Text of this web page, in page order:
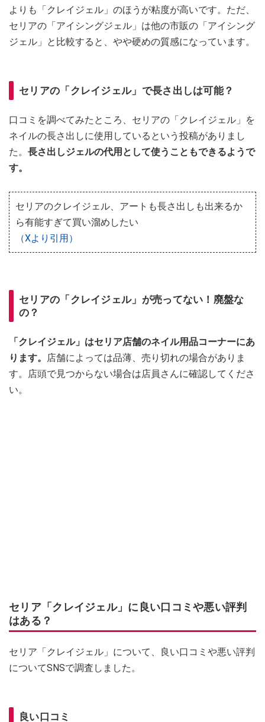
よりも「クレイジェル」のほうが粘度が高いです。ただ、
セリアの「アイシングジェル」は他の市販の「アイシング
ジェル」と比較すると、やや硬めの質感になっています。
セリアの「クレイジェル」で長さ出しは可能？
口コミを調べてみたところ、セリアの「クレイジェル」を
ネイルの長さ出しに使用しているという投稿がありまし
た。 長さ出しジェルの代用として使うこともできるようで
す。
セリアのクレイジェル、アートも長さ出しも出来るか
ら有能すぎて買い溜めしたい
（Xより引用）
セリアの「クレイジェル」が売ってない！廃盤な
の？
「クレイジェル」はセリア店舗のネイル用品コーナーにあ
ります。
店舗によっては品薄、売り切れの場合がありま
す。店頭で見つからない場合は店員さんに確認してくださ
い。
セリア「クレイジェル」に良い口コミや悪い評判
はある？
セリア「クレイジェル」について、良い口コミや悪い評判
についてSNSで調査しました。
良い口コミ